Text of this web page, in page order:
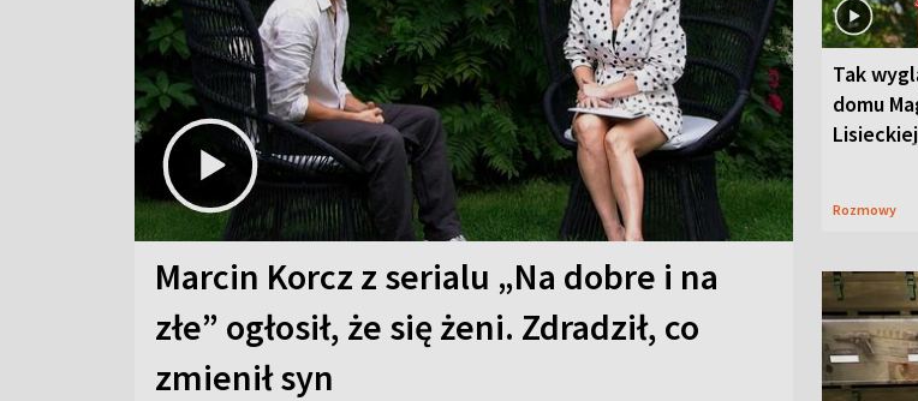
Marcin Korcz z serialu „Na dobre i na
złe” ogłosił, że się żeni. Zdradził, co
zmienił syn
Tak
domu
Rozmowy